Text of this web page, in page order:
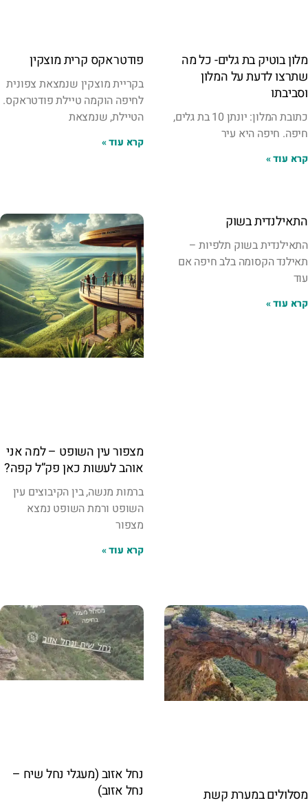
מלון בוטיק בת גלים- כל מה
שתרצו לדעת על המלון
וסביבתו
כתובת המלון: יונתן 10 בת גלים,
חיפה. חיפה היא עיר
קרא עוד »
פודטראקס קרית מוצקין
בקריית מוצקין שנמצאת צפונית
לחיפה הוקמה טיילת פודטראקס.
הטיילת, שנמצאת
קרא עוד »
התאילנדית בשוק
התאילנדית בשוק תלפיות –
תאילנד הקסומה בלב חיפה אם
עוד
קרא עוד »
מצפור עין השופט – למה אני
אוהב לעשות כאן פק”ל קפה?
ברמות מנשה, בין הקיבוצים עין
השופט ורמת השופט נמצא
מצפור
קרא עוד »
מסלולים במערת קשת
נחל אזוב (מעגלי נחל שיח –
נחל אזוב)